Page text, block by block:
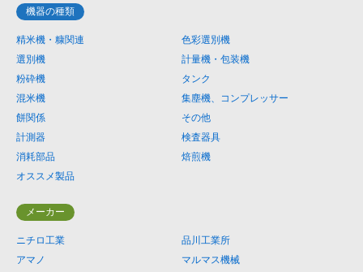
機器の種類
精米機・糠関連
色彩選別機
選別機
計量機・包装機
粉砕機
タンク
混米機
集塵機、コンプレッサー
餅関係
その他
計測器
検査器具
消耗部品
焙煎機
オススメ製品
メーカー
ニチロ工業
品川工業所
アマノ
マルマス機械